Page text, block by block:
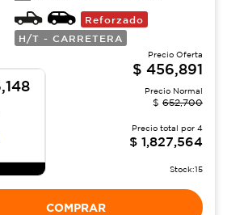
Reforzado
H/T - CARRETERA
Precio Oferta
$ 456,891
Precio Normal
$ 652,700
Precio total por 4
$ 1,827,564
Stock:15
COMPRAR